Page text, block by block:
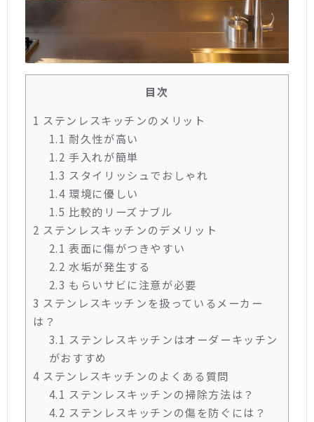
目次
1 ステンレスキッチンのメリット
1.1 耐久性が高い
1.2 手入れが簡単
1.3 スタイリッシュでおしゃれ
1.4 環境に優しい
1.5 比較的リーズナブル
2 ステンレスキッチンのデメリット
2.1 表面に傷がつきやすい
2.2 水垢が発生する
2.3 もらいサビに注意が必要
3 ステンレスキッチンを扱っているメーカー
は？
3.1 ステンレスキッチンはオーダーキッチン
がおすすめ
4 ステンレスキッチンのよくある質問
4.1 ステンレスキッチンの掃除方法は？
4.2 ステンレスキッチンの傷を防ぐには？